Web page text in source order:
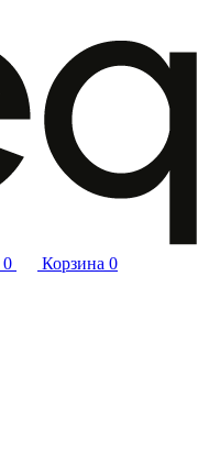
0 Корзина 0